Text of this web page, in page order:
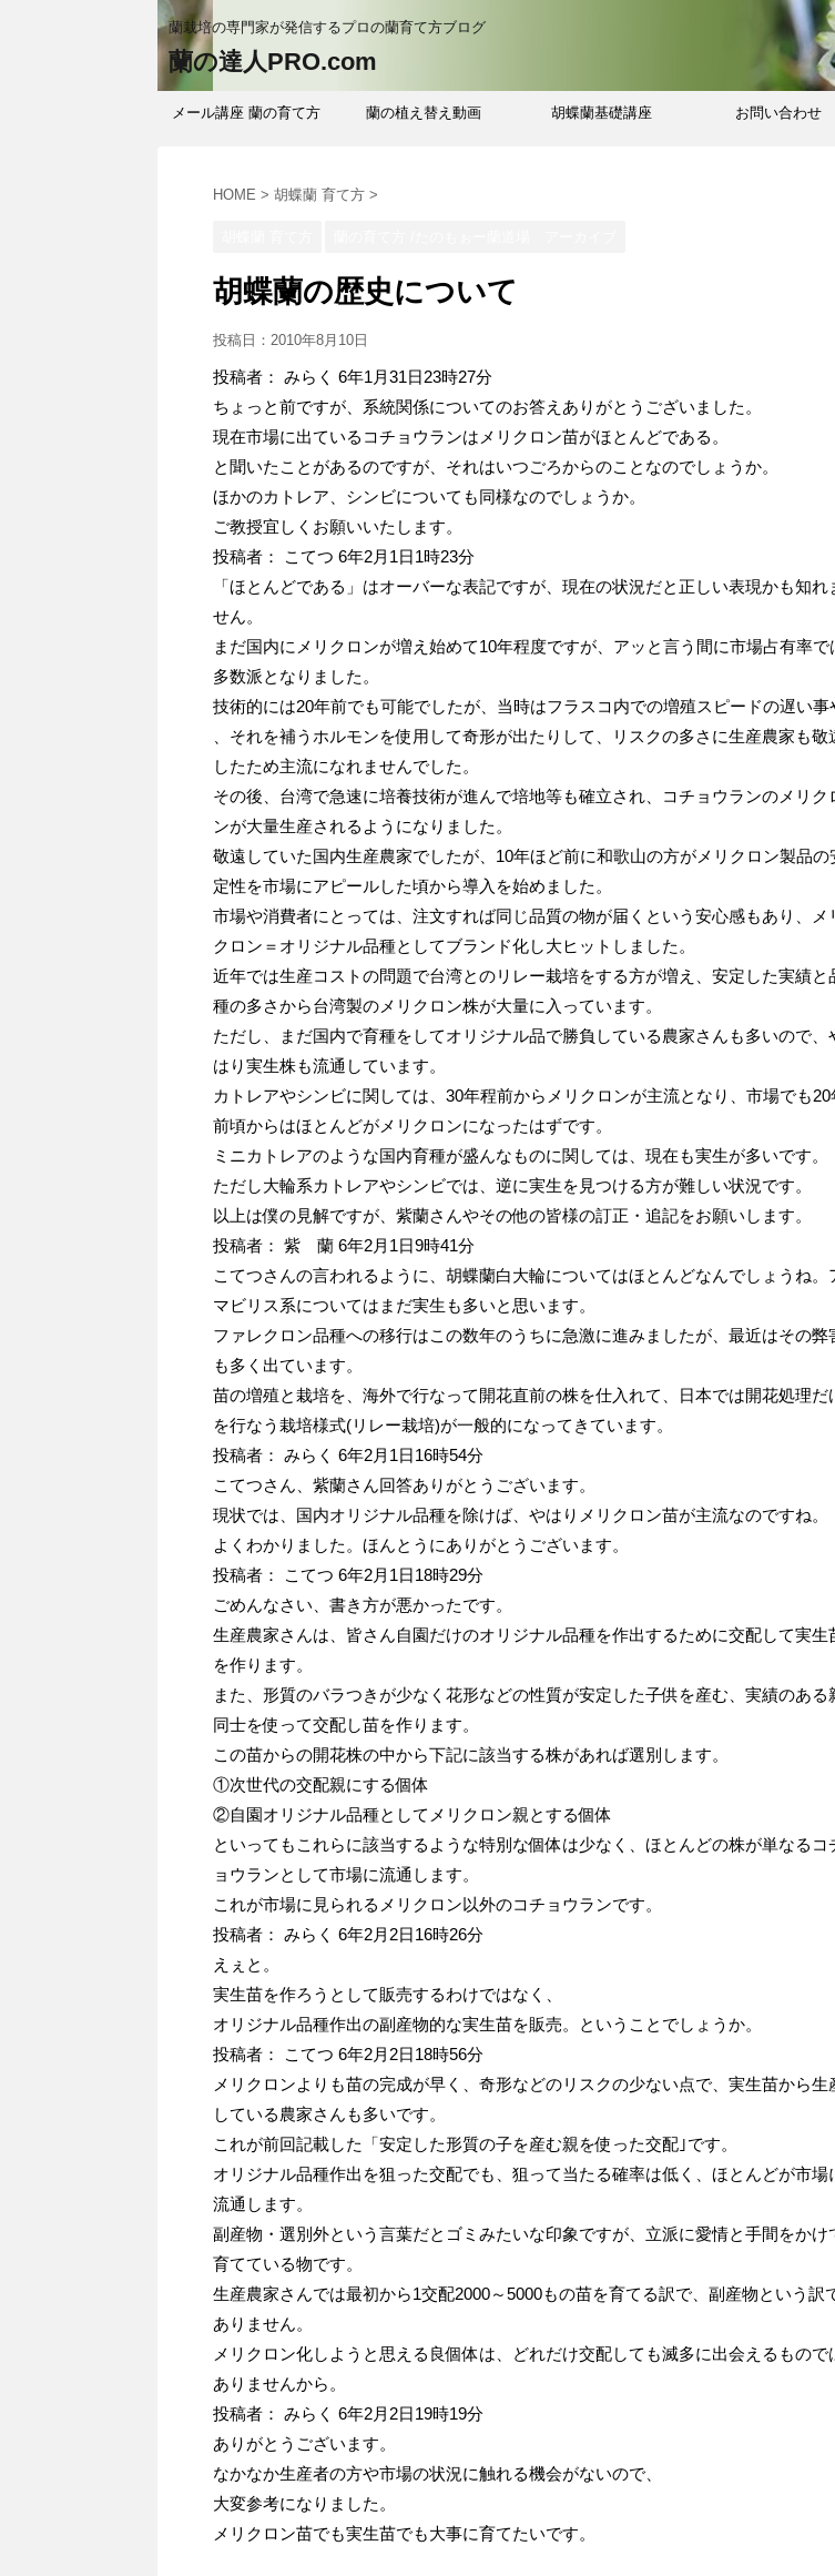
蘭栽培の専門家が発信するプロの蘭育て方ブログ
蘭の達人PRO.com
メール講座 蘭の育て方 蘭の植え替え動画 胡蝶蘭基礎講座 お問い合わせ
HOME > 胡蝶蘭 育て方 >
胡蝶蘭の歴史について
投稿日： 2010年8月10日
投稿者： みらく 6年1月31日23時27分
ちょっと前ですが、系統関係についてのお答えありがとうございました。
現在市場に出ているコチョウランはメリクロン苗がほとんどである。
と聞いたことがあるのですが、それはいつごろからのことなのでしょうか。
ほかのカトレア、シンビについても同様なのでしょうか。
ご教授宜しくお願いいたします。
投稿者： こてつ 6年2月1日1時23分
「ほとんどである」はオーバーな表記ですが、現在の状況だと正しい表現かも知れ
せん。
まだ国内にメリクロンが増え始めて10年程度ですが、アッと言う間に市場占有率で
多数派となりました。
技術的には20年前でも可能でしたが、当時はフラスコ内での増殖スピードの遅い事
、それを補うホルモンを使用して奇形が出たりして、リスクの多さに生産農家も敬
したため主流になれませんでした。
その後、台湾で急速に培養技術が進んで培地等も確立され、コチョウランのメリク
ンが大量生産されるようになりました。
敬遠していた国内生産農家でしたが、10年ほど前に和歌山の方がメリクロン製品の
定性を市場にアピールした頃から導入を始めました。
市場や消費者にとっては、注文すれば同じ品質の物が届くという安心感もあり、メ
クロン＝オリジナル品種としてブランド化し大ヒットしました。
近年では生産コストの問題で台湾とのリレー栽培をする方が増え、安定した実績と
種の多さから台湾製のメリクロン株が大量に入っています。
ただし、まだ国内で育種をしてオリジナル品で勝負している農家さんも多いので、
はり実生株も流通しています。
カトレアやシンビに関しては、30年程前からメリクロンが主流となり、市場でも20
前頃からはほとんどがメリクロンになったはずです。
ミニカトレアのような国内育種が盛んなものに関しては、現在も実生が多いです。
ただし大輪系カトレアやシンビでは、逆に実生を見つける方が難しい状況です。
以上は僕の見解ですが、紫蘭さんやその他の皆様の訂正・追記をお願いします。
投稿者： 紫 蘭 6年2月1日9時41分
こてつさんの言われるように、胡蝶蘭白大輪についてはほとんどなんでしょうね。
マビリス系についてはまだ実生も多いと思います。
ファレクロン品種への移行はこの数年のうちに急激に進みましたが、最近はその弊
も多く出ています。
苗の増殖と栽培を、海外で行なって開花直前の株を仕入れて、日本では開花処理だ
を行なう栽培様式(リレー栽培)が一般的になってきています。
投稿者： みらく 6年2月1日16時54分
こてつさん、紫蘭さん回答ありがとうございます。
現状では、国内オリジナル品種を除けば、やはりメリクロン苗が主流なのですね。
よくわかりました。ほんとうにありがとうございます。
投稿者： こてつ 6年2月1日18時29分
ごめんなさい、書き方が悪かったです。
生産農家さんは、皆さん自園だけのオリジナル品種を作出するために交配して実生
を作ります。
また、形質のバラつきが少なく花形などの性質が安定した子供を産む、実績のある
同士を使って交配し苗を作ります。
この苗からの開花株の中から下記に該当する株があれば選別します。
①次世代の交配親にする個体
②自園オリジナル品種としてメリクロン親とする個体
といってもこれらに該当するような特別な個体は少なく、ほとんどの株が単なるコ
ョウランとして市場に流通します。
これが市場に見られるメリクロン以外のコチョウランです。
投稿者： みらく 6年2月2日16時26分
えぇと。
実生苗を作ろうとして販売するわけではなく、
オリジナル品種作出の副産物的な実生苗を販売。ということでしょうか。
投稿者： こてつ 6年2月2日18時56分
メリクロンよりも苗の完成が早く、奇形などのリスクの少ない点で、実生苗から生
している農家さんも多いです。
これが前回記載した「安定した形質の子を産む親を使った交配｣です。
オリジナル品種作出を狙った交配でも、狙って当たる確率は低く、ほとんどが市場
流通します。
副産物・選別外という言葉だとゴミみたいな印象ですが、立派に愛情と手間をかけ
育てている物です。
生産農家さんでは最初から1交配2000～5000もの苗を育てる訳で、副産物という訳
ありません。
メリクロン化しようと思える良個体は、どれだけ交配しても滅多に出会えるもので
ありませんから。
投稿者： みらく 6年2月2日19時19分
ありがとうございます。
なかなか生産者の方や市場の状況に触れる機会がないので、
大変参考になりました。
メリクロン苗でも実生苗でも大事に育てたいです。